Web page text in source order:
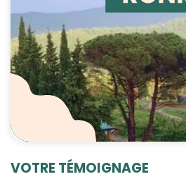
VOTRE TÉMOIGNAGE